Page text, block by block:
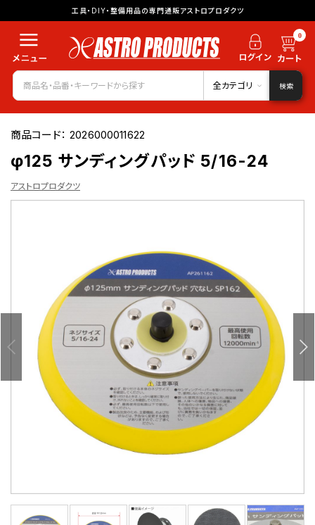
工具・DIY・整備用品の専門通販アストロプロダクツ
0
全カテゴリ 検索
商品コード：2026000011622
φ125 サンディングパッド 5/16-24
アストロプロダクツ